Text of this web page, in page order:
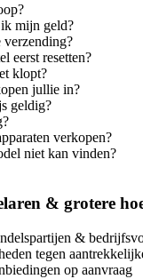
mijn geld?
verzending?
eerst resetten?
klopt?
jullie in?
geldig?
verkopen?
niet kan vinden?
& grotere
&
tegen
op aanvraag